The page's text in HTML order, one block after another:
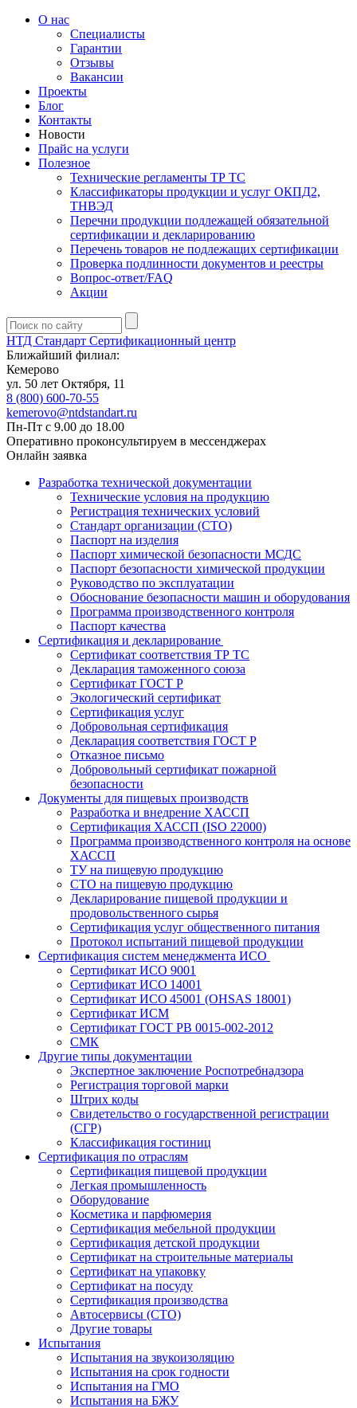
О нас
Специалисты
Гарантии
Отзывы
Вакансии
Проекты
Блог
Контакты
Новости
Прайс на услуги
Полезное
Технические регламенты ТР ТС
Классификаторы продукции и услуг ОКПД2,
ТНВЭД
Перечни продукции подлежащей обязательной
сертификации и декларированию
Перечень товаров не подлежащих сертификации
Проверка подлинности документов и реестры
Вопрос-ответ/FAQ
Акции
НТД Стандарт Сертификационный центр
Ближайший филиал:
Кемерово
ул. 50 лет Октября, 11
8 (800) 600-70-55
kemerovo@ntdstandart.ru
Пн-Пт с 9.00 до 18.00
Оперативно проконсультируем в мессенджерах
Онлайн заявка
Разработка технической документации
Технические условия на продукцию
Регистрация технических условий
Стандарт организации (СТО)
Паспорт на изделия
Паспорт химической безопасности МСДС
Паспорт безопасности химической продукции
Руководство по эксплуатации
Обоснование безопасности машин и оборудования
Программа производственного контроля
Паспорт качества
Сертификация и декларирование
Сертификат соответствия ТР ТС
Декларация таможенного союза
Сертификат ГОСТ Р
Экологический сертификат
Сертификация услуг
Добровольная сертификация
Декларация соответствия ГОСТ Р
Отказное письмо
Добровольный сертификат пожарной
безопасности
Документы для пищевых производств
Разработка и внедрение ХАССП
Сертификация ХАССП (ISO 22000)
Программа производственного контроля на основе
ХАССП
ТУ на пищевую продукцию
СТО на пищевую продукцию
Декларирование пищевой продукции и
продовольственного сырья
Сертификация услуг общественного питания
Протокол испытаний пищевой продукции
Сертификация систем менеджмента ИСО
Сертификат ИСО 9001
Сертификат ИСО 14001
Сертификат ИСО 45001 (OHSAS 18001)
Сертификат ИСМ
Сертификат ГОСТ РВ 0015-002-2012
СМК
Другие типы документации
Экспертное заключение Роспотребнадзора
Регистрация торговой марки
Штрих коды
Свидетельство о государственной регистрации
(СГР)
Классификация гостиниц
Сертификация по отраслям
Сертификация пищевой продукции
Легкая промышленность
Оборудование
Косметика и парфюмерия
Сертификация мебельной продукции
Сертификация детской продукции
Сертификат на строительные материалы
Сертификат на упаковку
Сертификат на посуду
Сертификация производства
Автосервисы (СТО)
Другие товары
Испытания
Испытания на звукоизоляцию
Испытания на срок годности
Испытания на ГМО
Испытания на БЖУ